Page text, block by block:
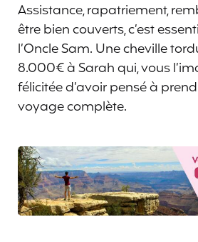
Assistance, rapatriement,
être bien couverts, c’est
l’Oncle Sam. Une cheville
8.000€ à Sarah qui, vous
félicitée d’avoir pensé à
voyage complète.